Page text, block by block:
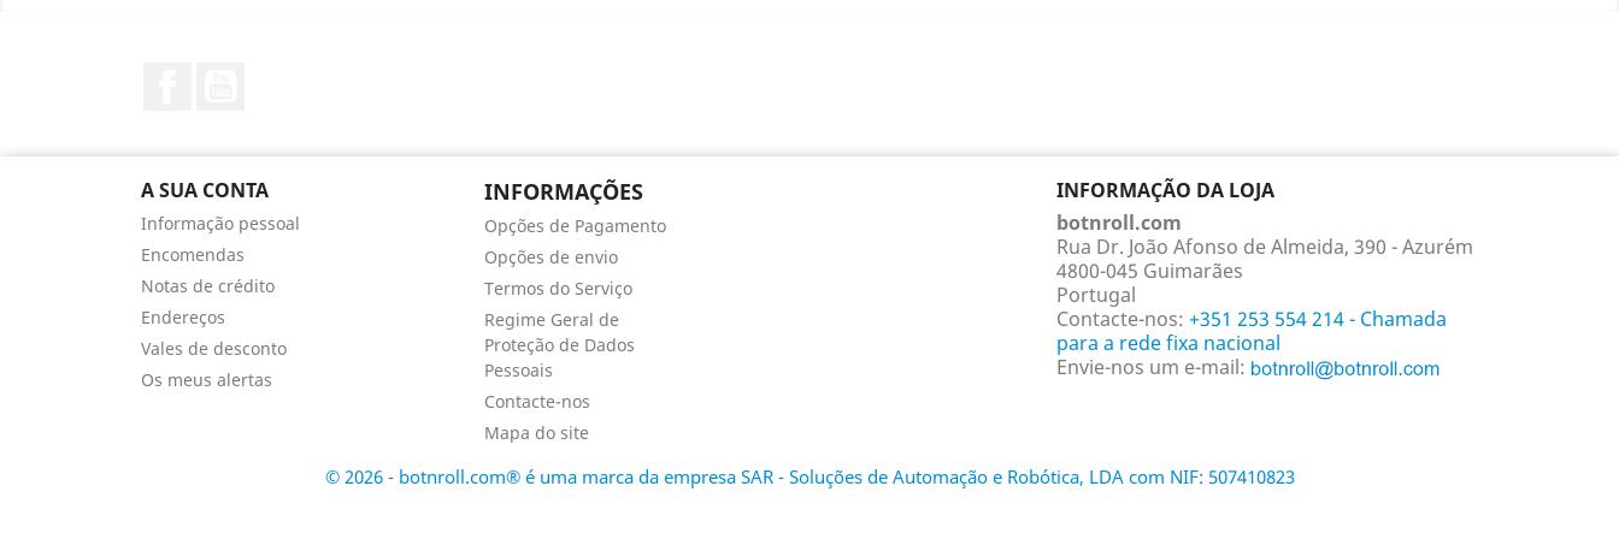
A SUA CONTA
Informação pessoal
Encomendas
Notas de crédito
Endereços
Vales de desconto
Os meus alertas
INFORMAÇÕES
Opções de Pagamento
Opções de envio
Termos do Serviço
Regime Geral de
Proteção de Dados
Pessoais
Contacte-nos
Mapa do site
INFORMAÇÃO DA LOJA
botnroll.com
Rua Dr. João Afonso de Almeida, 390 - Azurém
4800-045 Guimarães
Portugal
Contacte-nos: +351 253 554 214 - Chamada
para a rede fixa nacional
Envie-nos um e-mail:
© 2026 - botnroll.com® é uma marca da empresa SAR - Soluções de Automação e Robótica, LDA com NIF: 507410823